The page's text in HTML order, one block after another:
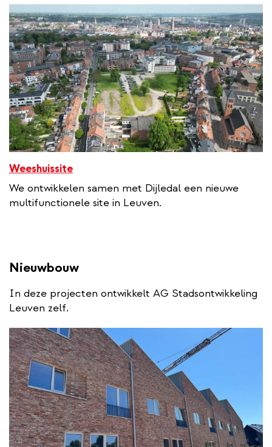
Weeshuissite
We ontwikkelen samen met Dijledal een nieuwe
multifunctionele site in Leuven.
Nieuwbouw
In deze projecten ontwikkelt AG Stadsontwikkeling
Leuven zelf.